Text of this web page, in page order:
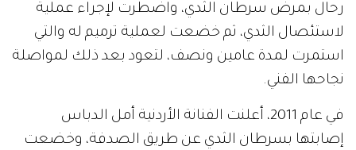
رحال بمرض سرطان الثدي، واضطرت لإجراء عملية
لاستئصال الثدي، ثم خضعت لعملية ترميم له والتي
استمرت لمدة عامين ونصف، لتعود بعد ذلك لمواصلة
نجاحها الفني.
في عام 2011، أعلنت الفنانة الأردنية أمل الدباس
إصابتها بسرطان الثدي عن طريق الصدفة، وخضعت